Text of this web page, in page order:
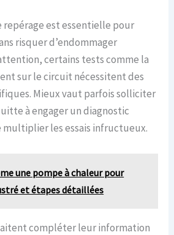
est essentielle pour
risquer d’endommager
certains tests comme la
sur le circuit nécessitent des
Mieux vaut parfois solliciter
à engager un diagnostic
les essais infructueux.
une pompe à chaleur pour
et étapes détaillées
compléter leur information